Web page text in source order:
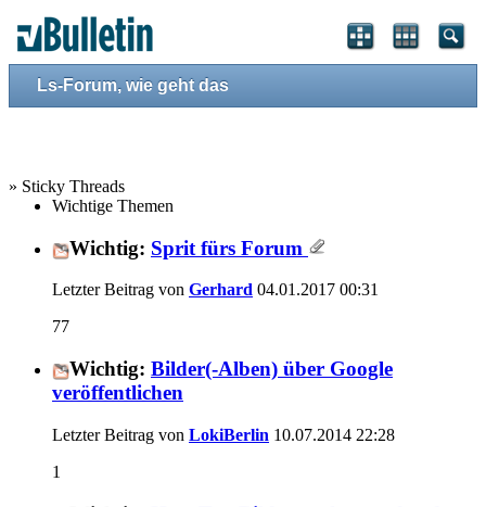
Ls-Forum, wie geht das
» Sticky Threads
Wichtige Themen
Wichtig: Sprit fürs Forum
Letzter Beitrag von Gerhard 04.01.2017 00:31
77
Wichtig: Bilder(-Alben) über Google
veröffentlichen
Letzter Beitrag von LokiBerlin 10.07.2014 22:28
1